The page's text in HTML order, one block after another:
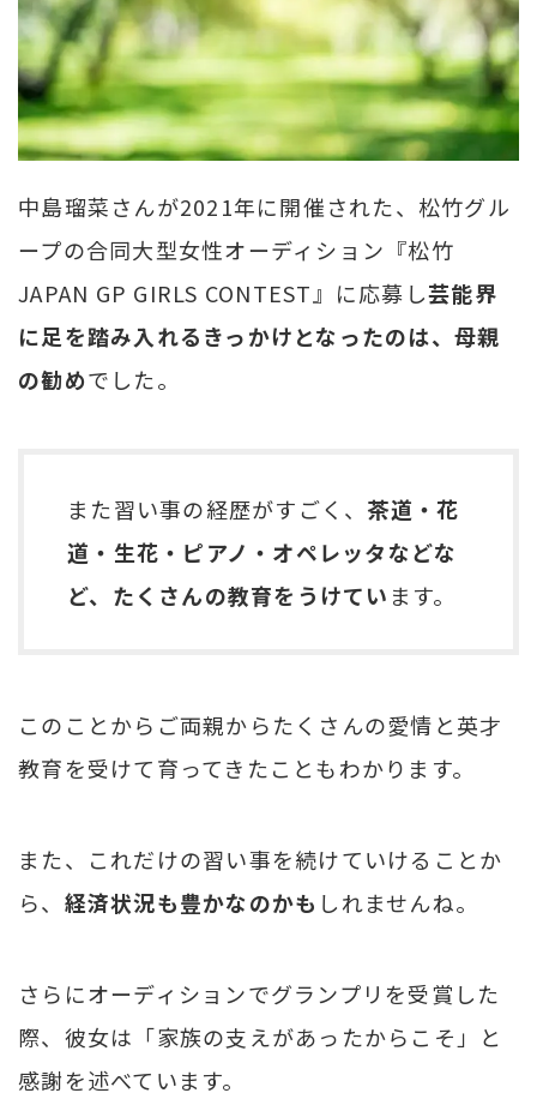
中島瑠菜さんが2021年に開催された、松竹グル
ープの合同大型女性オーディション『松竹
JAPAN GP GIRLS CONTEST』に応募し芸能界
に足を踏み入れるきっかけとなったのは、母親
の勧めでした。
また習い事の経歴がすごく、 茶道・花
道・生花・ピアノ・オペレッタなどな
ど、たくさんの教育をうけてい ます。
このことからご両親からたくさんの愛情と英才
教育を受けて育ってきたこともわかります。
また、これだけの習い事を続けていけることか
ら、 経済状況も豊かなのかも しれませんね。
さらにオーディションでグランプリを受賞した
際、彼女は「家族の支えがあったからこそ」と
感謝を述べています。